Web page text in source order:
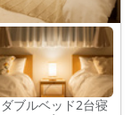
ダブルベッド2台寝